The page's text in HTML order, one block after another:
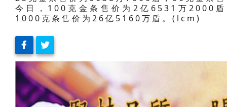
今日，100克金条售价为2亿6531万2000
1000克条售价为26亿5160万盾。(lcm)